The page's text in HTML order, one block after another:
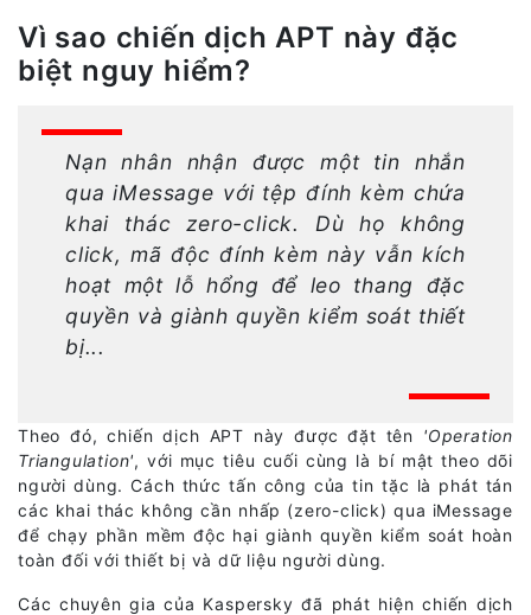
Vì sao chiến dịch APT này đặc
biệt nguy hiểm?
Nạn nhân nhận được một tin nhắn
qua iMessage với tệp đính kèm chứa
khai thác zero-click. Dù họ không
click, mã độc đính kèm này vẫn kích
hoạt một lỗ hổng để leo thang đặc
quyền và giành quyền kiểm soát thiết
bị...
Theo đó, chiến dịch APT này được đặt tên 'Operation
Triangulation', với mục tiêu cuối cùng là bí mật theo dõi
người dùng. Cách thức tấn công của tin tặc là phát tán
các khai thác không cần nhấp (zero-click) qua iMessage
để chạy phần mềm độc hại giành quyền kiểm soát hoàn
toàn đối với thiết bị và dữ liệu người dùng.
Các chuyên gia của Kaspersky đã phát hiện chiến dịch